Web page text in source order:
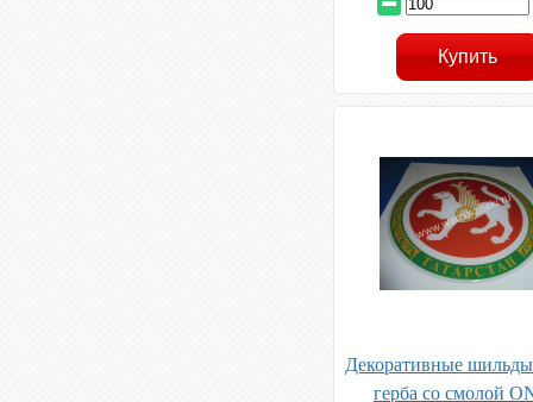
Декоративные
герба со смолой